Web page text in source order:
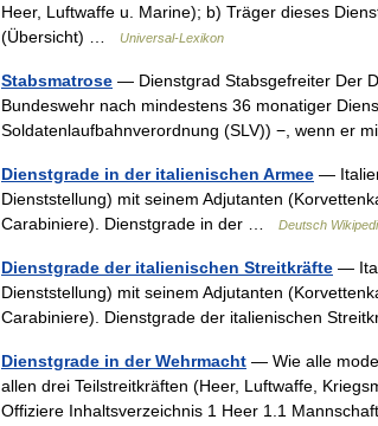
Heer, Luftwaffe u. Marine); b) Träger dieses
(Übersicht) …
Universal-Lexikon
Stabsmatrose — Dienstgrad Stabsgefreiter Der
Bundeswehr nach mindestens 36 monatiger
Soldatenlaufbahnverordnung (SLV)) −, wenn er
Dienstgrade in der italienischen Armee —
Dienststellung) mit seinem Adjutanten
Carabiniere). Dienstgrade in der …
Deutsch
Dienstgrade der italienischen Streitkräfte —
Dienststellung) mit seinem Adjutanten
Carabiniere). Dienstgrade der italienischen
Dienstgrade in der Wehrmacht — Wie alle
allen drei Teilstreitkräften (Heer, Luftwaffe,
Offiziere Inhaltsverzeichnis 1 Heer 1.1